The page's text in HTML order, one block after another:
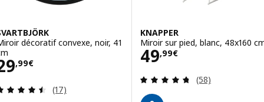
décoratif convexe, noir, 41
,99€
29,99€
Révision: 4.5 hors de 5 étoiles. Nombre total de
(17)
KNAPPER
Miroir sur pied, blanc, 48x160
49,99€
Prix 49,99€
Révision: 4.7
(58)